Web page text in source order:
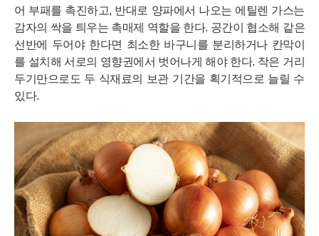
어 부패를 촉진하고, 반대로 양파에서 나오는 에틸렌 가스는
감자의 싹을 틔우는 촉매제 역할을 한다. 공간이 협소해 같은
선반에 두어야 한다면 최소한 바구니를 분리하거나 칸막이
를 설치해 서로의 영향권에서 벗어나게 해야 한다. 작은 거리
두기만으로도 두 식재료의 보관 기간을 획기적으로 늘릴 수
있다.